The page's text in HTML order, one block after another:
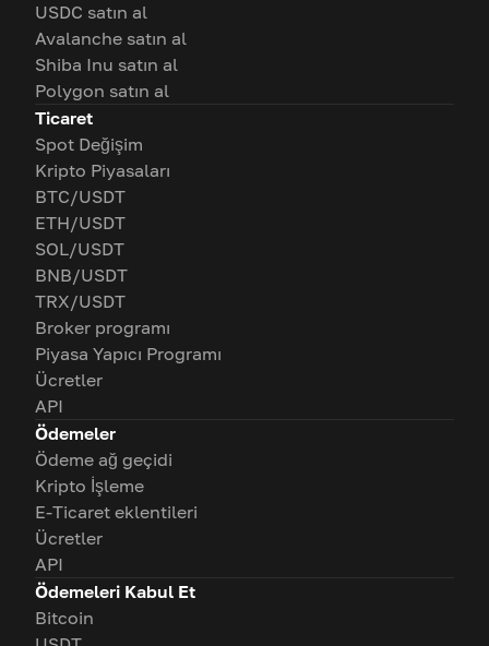
USDC satın al
Avalanche satın al
Shiba Inu satın al
Polygon satın al
Ticaret
Spot Değişim
Kripto Piyasaları
BTC/USDT
ETH/USDT
SOL/USDT
BNB/USDT
TRX/USDT
Broker programı
Piyasa Yapıcı Programı
Ücretler
API
Ödemeler
Ödeme ağ geçidi
Kripto İşleme
E-Ticaret eklentileri
Ücretler
API
Ödemeleri Kabul Et
Bitcoin